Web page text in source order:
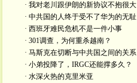
· 我对老川跟伊朗的新协议不抱很大
· 中共国的人终于受不了华为的无耻
· 西班牙难民危机不是一件小事
· 301调查，为何重杀越南？
· 马斯克在切断与中共国之间的关系
· 小弟投降了，IRGC还能撑多久？
· 水深火热的克里米亚